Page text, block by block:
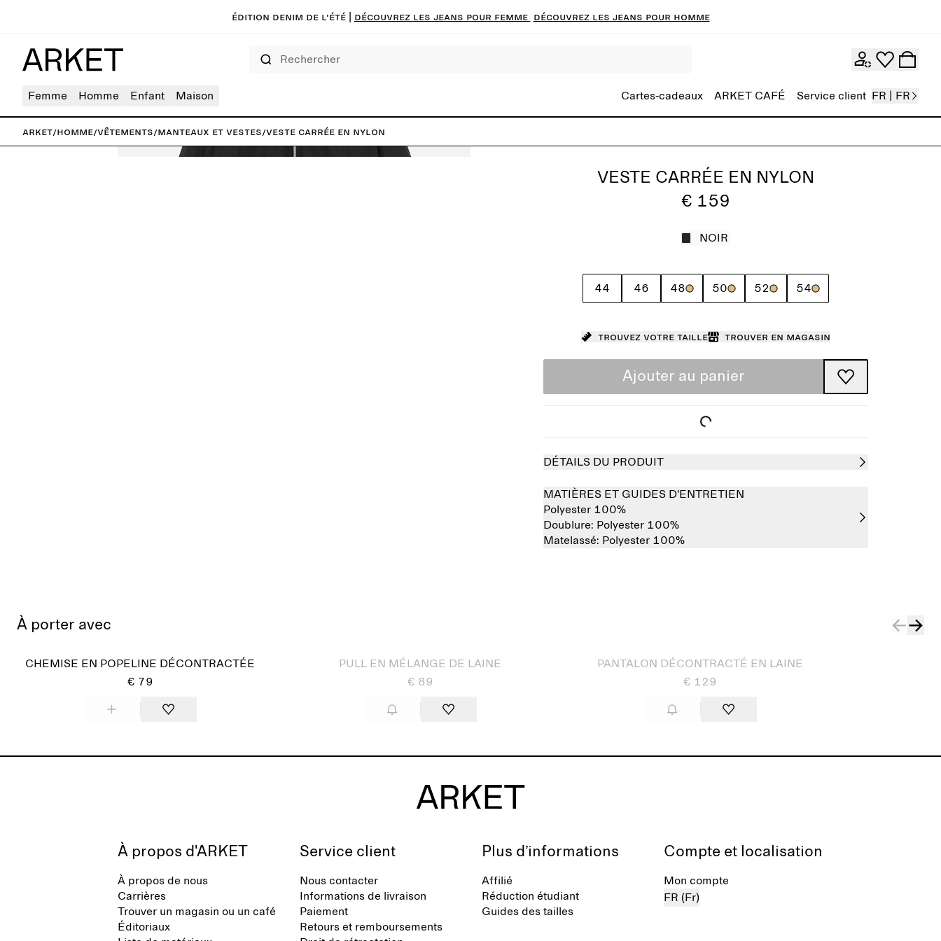
Édition denim de l'été | Découvrez les jeans pour femme Découvrez les jeans pour homme
Femme Homme Enfant Maison Cartes-cadeaux ARKET CAFÉ Service client FR | FR
ARKET/Homme/Vêtements/Manteaux et vestes/Veste carrée en nylon
VESTE CARRÉE EN NYLON
€ 159
NOIR
44 46 48 50 52 54
Trouvez votre taille Trouver en magasin
Ajouter au panier
DÉTAILS DU PRODUIT
MATIÈRES ET GUIDES D'ENTRETIEN
Polyester 100%
Doublure: Polyester 100%
Matelassé: Polyester 100%
À porter avec
CHEMISE EN POPELINE DÉCONTRACTÉE
€ 79
PULL EN MÉLANGE DE LAINE
€ 89
PANTALON DÉCONTRACTÉ EN LAINE
€ 129
À propos d'ARKET
À propos de nous
Carrières
Trouver un magasin ou un café
Éditoriaux
Service client
Nous contacter
Informations de livraison
Paiement
Retours et remboursements
Plus d’informations
Affilié
Réduction étudiant
Guides des tailles
Compte et localisation
Mon compte
FR (Fr)